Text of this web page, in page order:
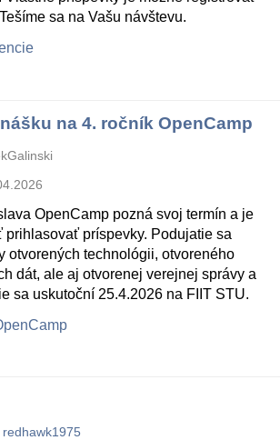
sa na Vašu návštevu.
na 4. ročník OpenCamp
OpenCamp pozná svoj termín a je
prihlasovať príspevky. Podujatie sa
otvorených technológii, otvoreného
dát, ale aj otvorenej verejnej správy a
sa uskutoční 25.4.2026 na FIIT STU.
redhawk1975